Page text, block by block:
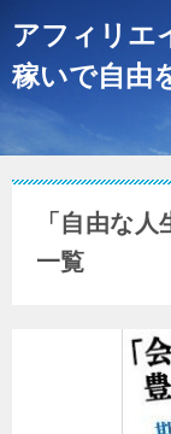
アフィリエ
稼いで自由
「自由な
一覧